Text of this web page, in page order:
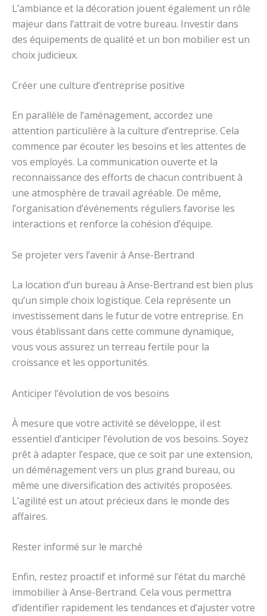
L’ambiance et la décoration jouent également un rôle
majeur dans l’attrait de votre bureau. Investir dans
des équipements de qualité et un bon mobilier est un
choix judicieux.
Créer une culture d’entreprise positive
En parallèle de l’aménagement, accordez une
attention particulière à la culture d’entreprise. Cela
commence par écouter les besoins et les attentes de
vos employés. La communication ouverte et la
reconnaissance des efforts de chacun contribuent à
une atmosphère de travail agréable. De même,
l’organisation d’événements réguliers favorise les
interactions et renforce la cohésion d’équipe.
Se projeter vers l’avenir à Anse-Bertrand
La location d’un bureau à Anse-Bertrand est bien plus
qu’un simple choix logistique. Cela représente un
investissement dans le futur de votre entreprise. En
vous établissant dans cette commune dynamique,
vous vous assurez un terreau fertile pour la
croissance et les opportunités.
Anticiper l’évolution de vos besoins
À mesure que votre activité se développe, il est
essentiel d’anticiper l’évolution de vos besoins. Soyez
prêt à adapter l’espace, que ce soit par une extension,
un déménagement vers un plus grand bureau, ou
même une diversification des activités proposées.
L’agilité est un atout précieux dans le monde des
affaires.
Rester informé sur le marché
Enfin, restez proactif et informé sur l’état du marché
immobilier à Anse-Bertrand. Cela vous permettra
d’identifier rapidement les tendances et d’ajuster votre